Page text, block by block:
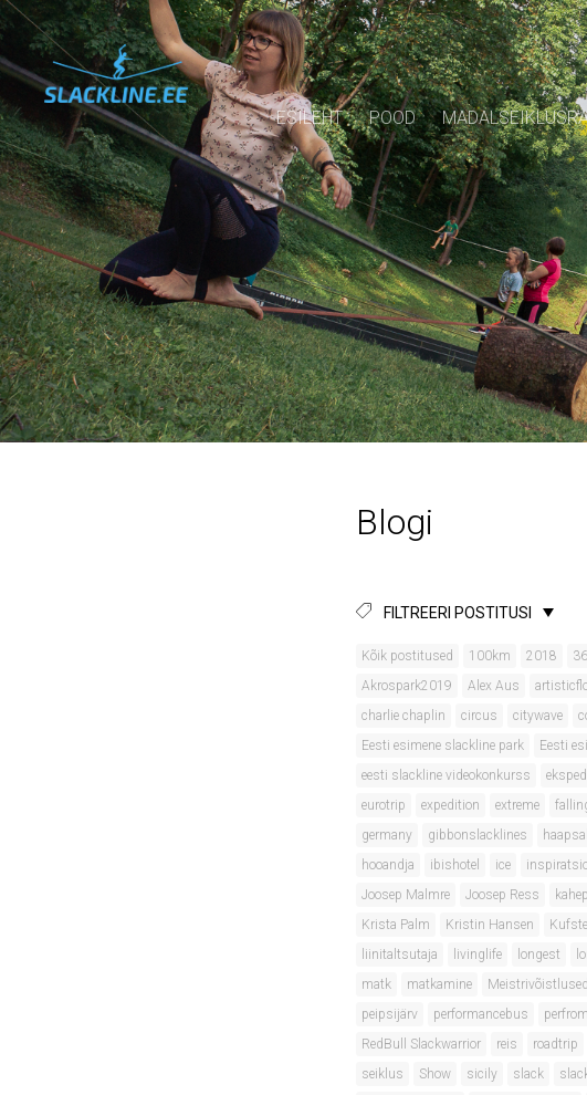
ESILEHT POOD
Blogi
FILTREERI POSTITUSI
Kõik postitused 100km 2018
Akrospark2019
Alex Aus
charlie chaplin
circus citywave
Eesti esimene slackline park
Eesti
eesti slackline videokonkurss
eurotrip
expedition extreme
germany
gibbonslacklines
hooandja
ibishotel ice
Joosep Malmre
Joosep Ress
Krista Palm
Kristin Hansen
liinitaltsutaja
livinglife longest
matk
matkamine Meistrivõistlused
peipsijärv
performancebus
RedBull Slackwarrior
reis roadtrip
seiklus
Show sicily slack